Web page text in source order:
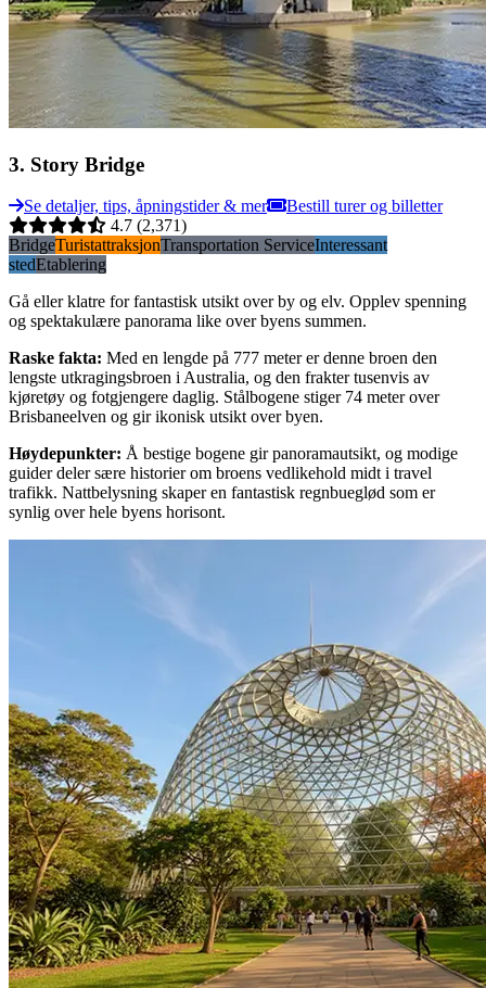
3. Story Bridge
Se detaljer, tips, åpningstider & mer
Bestill turer og billetter
4.7 (2,371)
BridgeTuristattraksjonTransportation ServiceInteressant
stedEtablering
Gå eller klatre for fantastisk utsikt over by og elv. Opplev spenning
og spektakulære panorama like over byens summen.
Raske fakta: Med en lengde på 777 meter er denne broen den
lengste utkragingsbroen i Australia, og den frakter tusenvis av
kjøretøy og fotgjengere daglig. Stålbogene stiger 74 meter over
Brisbaneelven og gir ikonisk utsikt over byen.
Høydepunkter: Å bestige bogene gir panoramautsikt, og modige
guider deler sære historier om broens vedlikehold midt i travel
trafikk. Nattbelysning skaper en fantastisk regnbueglød som er
synlig over hele byens horisont.